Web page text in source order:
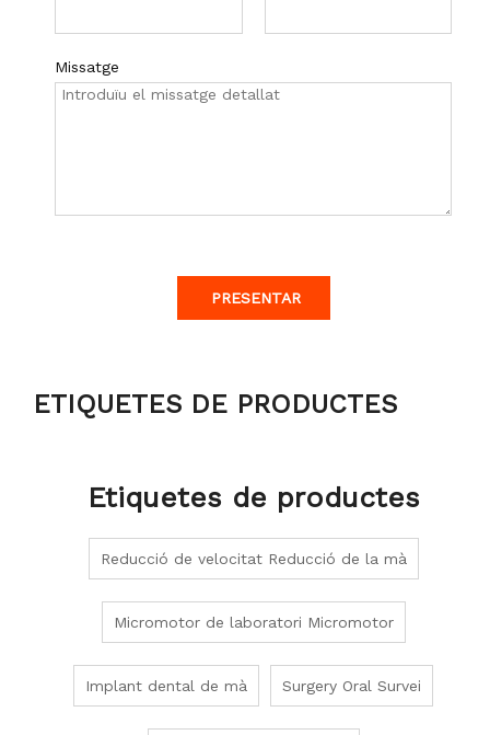
Missatge
PRESENTAR
ETIQUETES DE PRODUCTES
Etiquetes de productes
Reducció de velocitat Reducció de la mà
Micromotor de laboratori Micromotor
Implant dental de mà Surgery Oral Survei